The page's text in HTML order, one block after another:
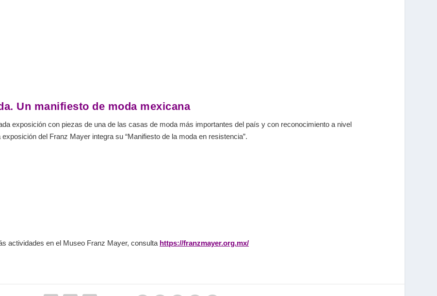
Un manifiesto de moda mexicana
exposición con piezas de una de las casas de moda más importantes del país y con reconocimiento a nivel
exposición del Franz Mayer integra su “Manifiesto de la moda en resistencia”.
actividades en el Museo Franz Mayer, consulta https://franzmayer.org.mx/